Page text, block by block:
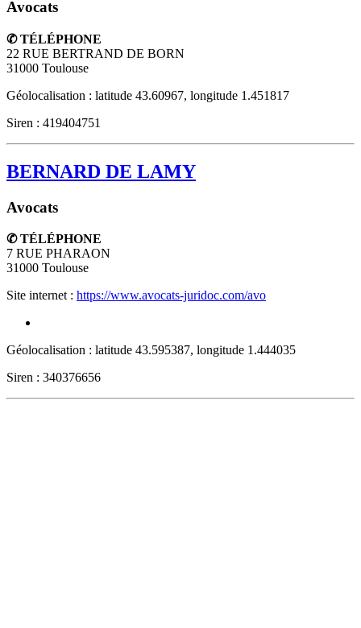
Avocats
✆ TÉLÉPHONE
22 RUE BERTRAND DE BORN
31000 Toulouse
Géolocalisation : latitude 43.60967, longitude 1.451817
Siren : 419404751
BERNARD DE LAMY
Avocats
✆ TÉLÉPHONE
7 RUE PHARAON
31000 Toulouse
Site internet : https://www.avocats-juridoc.com/avo
Géolocalisation : latitude 43.595387, longitude 1.444035
Siren : 340376656